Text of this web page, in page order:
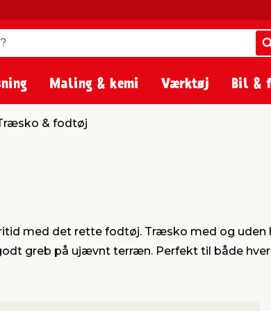
Maling & kemi Værktøj Bil &
& fodtøj
med det rette fodtøj. Træsko med og
greb på ujævnt terræn. Perfekt til både